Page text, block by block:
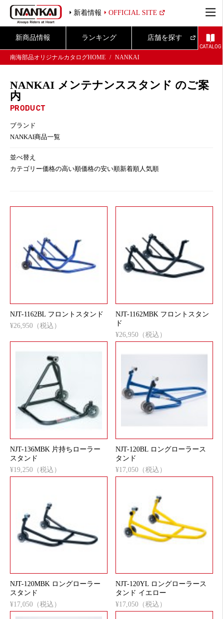
新着情報 OFFICIAL SITE
新商品情報 ランキング 店舗を探す
CATALOG
南海部品オリジナルカタログHOME
NANKAI
NANKAI メンテナンススタンド のご案
内
PRODUCT
ブランド
NANKAI商品一覧
並べ替え
カテゴリー価格の高い順価格の安い順新着順人気順
NJT-1162BL フロントスタンド
¥26,950（税込）
NJT-1162MBK フロントスタン
ド
¥26,950（税込）
NJT-136MBK 片持ちローラー
スタンド
¥19,250（税込）
NJT-120BL ロングローラース
タンド
¥17,050（税込）
NJT-120MBK ロングローラー
スタンド
¥17,050（税込）
NJT-120YL ロングローラース
タンド イエロー
¥17,050（税込）